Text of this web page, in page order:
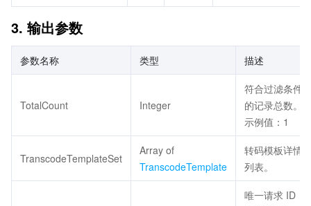
3. 输出参数
参数名称 类型 描述
TotalCount Integer
符合过滤条件
的记录总数。
示例值：1
TranscodeTemplateSet
Array of
TranscodeTemplate
转码模板详情
列表。
唯一请求 ID，